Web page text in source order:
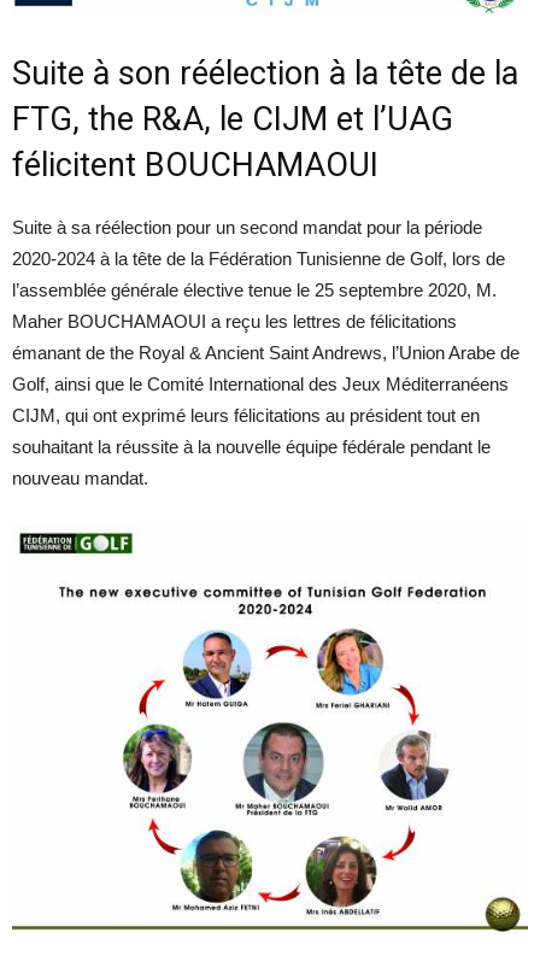
Suite à son réélection à la tête de la
FTG, the R&A, le CIJM et l’UAG
félicitent BOUCHAMAOUI
Suite à sa réélection pour un second mandat pour la période
2020-2024 à la tête de la Fédération Tunisienne de Golf, lors de
l’assemblée générale élective tenue le 25 septembre 2020, M.
Maher BOUCHAMAOUI a reçu les lettres de félicitations
émanant de the Royal & Ancient Saint Andrews, l’Union Arabe de
Golf, ainsi que le Comité International des Jeux Méditerranéens
CIJM, qui ont exprimé leurs félicitations au président tout en
souhaitant la réussite à la nouvelle équipe fédérale pendant le
nouveau mandat.